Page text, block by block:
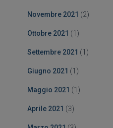
Novembre 2021 (2)
Ottobre 2021 (1)
Settembre 2021 (1)
Giugno 2021 (1)
Maggio 2021 (1)
Aprile 2021 (3)